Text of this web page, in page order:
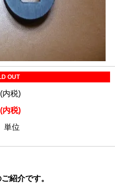
OUT
内税)
内税)
単位
紹介です。